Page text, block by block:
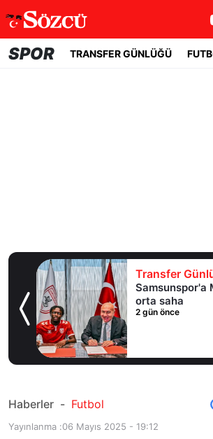
SPOR TRANSFER GÜNLÜĞÜ
Transfer
Samsunspor'a
orta saha
2 gün önce
Haberler - Futbol
Yayınlanma :06 Mayıs 2025 - 19:12